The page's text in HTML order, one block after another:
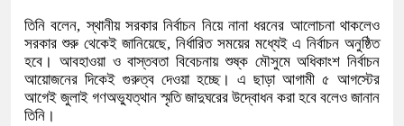
তিনি বলেন, স্থানীয় সরকার নির্বাচন নিয়ে নানা ধরনের আলোচনা থাকলেও
সরকার শুরু থেকেই জানিয়েছে, নির্ধারিত সময়ের মধ্যেই এ নির্বাচন অনুষ্ঠিত
হবে। আবহাওয়া ও বাস্তবতা বিবেচনায় শুষ্ক মৌসুমে অধিকাংশ নির্বাচন
আয়োজনের দিকেই গুরুত্ব দেওয়া হচ্ছে। এ ছাড়া আগামী ৫ আগস্টের
আগেই জুলাই গণঅভ্যুত্থান স্মৃতি জাদুঘরের উদ্বোধন করা হবে বলেও জানান
তিনি।